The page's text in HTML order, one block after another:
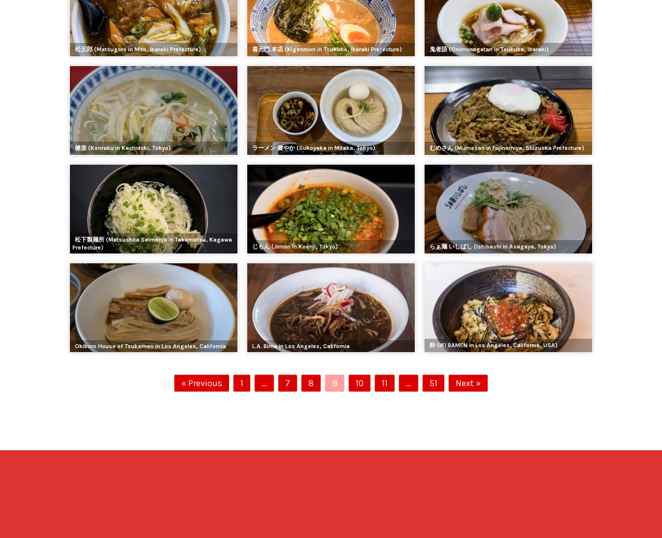
松五郎 (Matsugoro in Mito, Ibaraki Prefecture) 喜元門 本店 (Kigenmon in Tsukuba, Ibaraki Prefecture) 鬼者語 (Onimonogatari in Tsukuba, Ibaraki)
健楽 (Kenraku in Kachidoki, Tokyo) ラーメン 健やか (Sukoyaka in Mitaka, Tokyo) むめさん (Mumesan in Fujinomiya, Shizuoka Prefecture)
松下製麺所 (Matsushita Seimenjo in Takamatsu, Kagawa
Prefecture)
じもん (Jimon in Koenji, Tokyo) らぁ麺 いしばし (Ishibashi in Asagaya, Tokyo)
Okiboro House of Tsukemen in Los Angeles, California L.A. Birria in Los Angeles, California 粋 (IKI RAMEN in Los Angeles, California, USA)
« Previous 1 … 7 8 9 10 11 … 51 Next »